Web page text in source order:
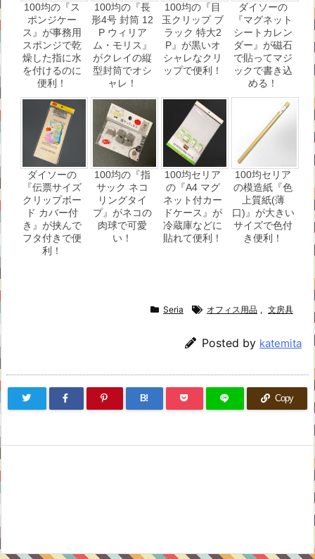
100均の『ス
ポンジケー
ス』が事務用
スポンジで乾
燥した指に水
を付けるのに
便利！
100均の『長
形4号 封筒 12
P ウィリア
ム・モリス』
がクレイの縦
型封筒でオシ
ャレ！
100均の『目
玉クリップ ブ
ラック 特大2
P』が黒いオ
シャレなクリ
ップで便利！
ダイソーの
『マグネット
シートカレン
ダー』が磁石
で貼ってマジ
ックで書き込
める！
ダイソーの
『伝票サイズ
クリップボー
ド カバー付
き』が挟んで
フタ付きで便
利！
100均の『指
サック ネコ
リングタイ
プ』がネコの
肉球で可愛
い！
100均セリア
の『A4 マグ
ネット付カー
ドケース』が
冷蔵庫などに
貼れて便利！
100均セリア
の模造紙『色
上質紙(薄
口)』が大きい
サイズで色付
き便利！
Seria オフィス用品 , 文房具
Posted by katemita
B! Copy